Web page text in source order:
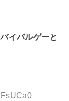
イバルゲーと